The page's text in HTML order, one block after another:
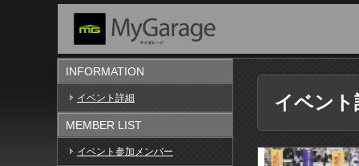
INFORMATION
イベント詳細
MEMBER LIST
イベント参加メンバー
イベント